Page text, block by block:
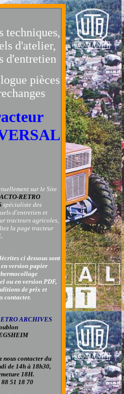
techniques,
d'atelier,
d'entretien
pièces
sur le Site
RETRO
spécialiste des
d'entretien et
tracteurs agricoles,
la page tracteur
ci dessous sont
version papier
ou en version PDF,
de prix et
contacter.
ARCHIVES
nous contacter du
de 14h à 18h30,
18H.
51 18 70